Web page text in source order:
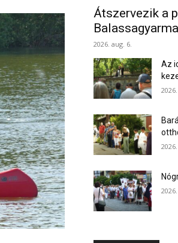
Átszervezik a
2026. aug. 6.
Az